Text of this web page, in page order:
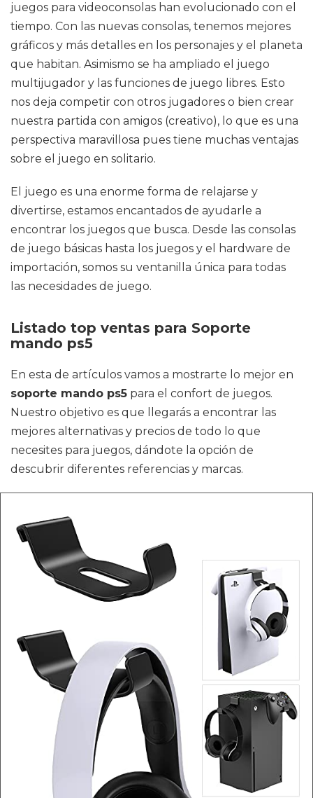
juegos para videoconsolas han evolucionado con el
tiempo. Con las nuevas consolas, tenemos mejores
gráficos y más detalles en los personajes y el planeta
que habitan. Asimismo se ha ampliado el juego
multijugador y las funciones de juego libres. Esto
nos deja competir con otros jugadores o bien crear
nuestra partida con amigos (creativo), lo que es una
perspectiva maravillosa pues tiene muchas ventajas
sobre el juego en solitario.
El juego es una enorme forma de relajarse y
divertirse, estamos encantados de ayudarle a
encontrar los juegos que busca. Desde las consolas
de juego básicas hasta los juegos y el hardware de
importación, somos su ventanilla única para todas
las necesidades de juego.
Listado top ventas para Soporte
mando ps5
En esta de artículos vamos a mostrarte lo mejor en
soporte mando ps5 para el confort de juegos.
Nuestro objetivo es que llegarás a encontrar las
mejores alternativas y precios de todo lo que
necesites para juegos, dándote la opción de
descubrir diferentes referencias y marcas.